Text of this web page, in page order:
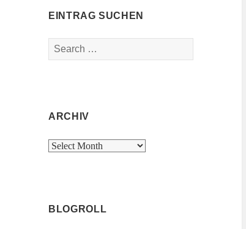
EINTRAG SUCHEN
Search
for:
ARCHIV
Archiv
BLOGROLL